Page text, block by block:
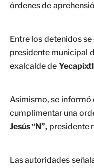
órdenes de
Entre los detenidos
presidente municipal
exalcalde de
Asimismo, se informó
cumplimentar una
Jesús “N”, presidente
Las autoridades